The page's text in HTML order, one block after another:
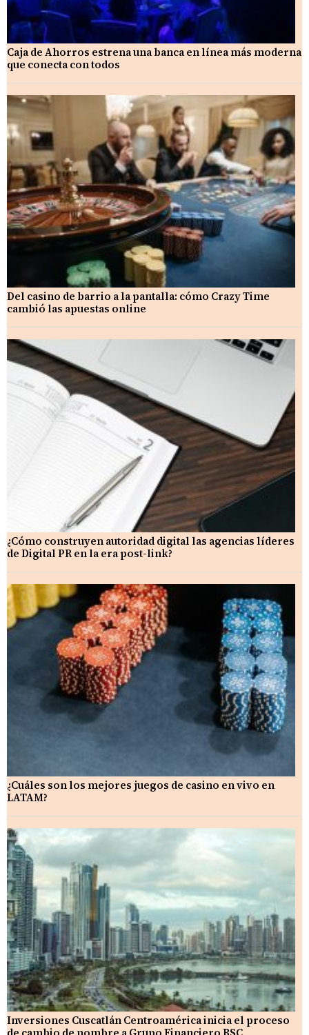
Caja de Ahorros estrena una banca en línea más moderna
que conecta con todos
Del casino de barrio a la pantalla: cómo Crazy Time
cambió las apuestas online
¿Cómo construyen autoridad digital las agencias líderes
de Digital PR en la era post-link?
¿Cuáles son los mejores juegos de casino en vivo en
LATAM?
Inversiones Cuscatlán Centroamérica inicia el proceso